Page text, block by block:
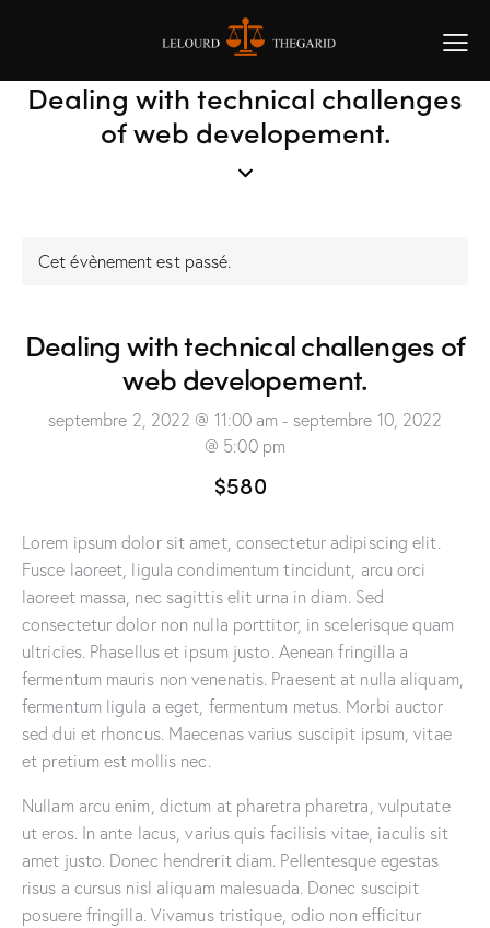
Dealing with technical challenges
of web developement.
Cet évènement est passé.
Dealing with technical challenges of
web developement.
septembre 2, 2022 @ 11:00 am - septembre 10, 2022
@ 5:00 pm
$580
Lorem ipsum dolor sit amet, consectetur adipiscing elit.
Fusce laoreet, ligula condimentum tincidunt, arcu orci
laoreet massa, nec sagittis elit urna in diam. Sed
consectetur dolor non nulla porttitor, in scelerisque quam
ultricies. Phasellus et ipsum justo. Aenean fringilla a
fermentum mauris non venenatis. Praesent at nulla aliquam,
fermentum ligula a eget, fermentum metus. Morbi auctor
sed dui et rhoncus. Maecenas varius suscipit ipsum, vitae
et pretium est mollis nec.
Nullam arcu enim, dictum at pharetra pharetra, vulputate
ut eros. In ante lacus, varius quis facilisis vitae, iaculis sit
amet justo. Donec hendrerit diam. Pellentesque egestas
risus a cursus nisl aliquam malesuada. Donec suscipit
posuere fringilla. Vivamus tristique, odio non efficitur